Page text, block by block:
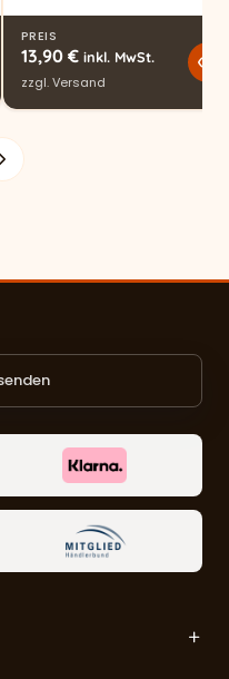
PREIS
13,90 € inkl. MwSt.
zzgl.Versand